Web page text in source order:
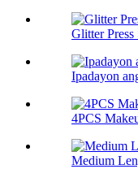
Glitter Press
Ipadayon
4PCS
Medium